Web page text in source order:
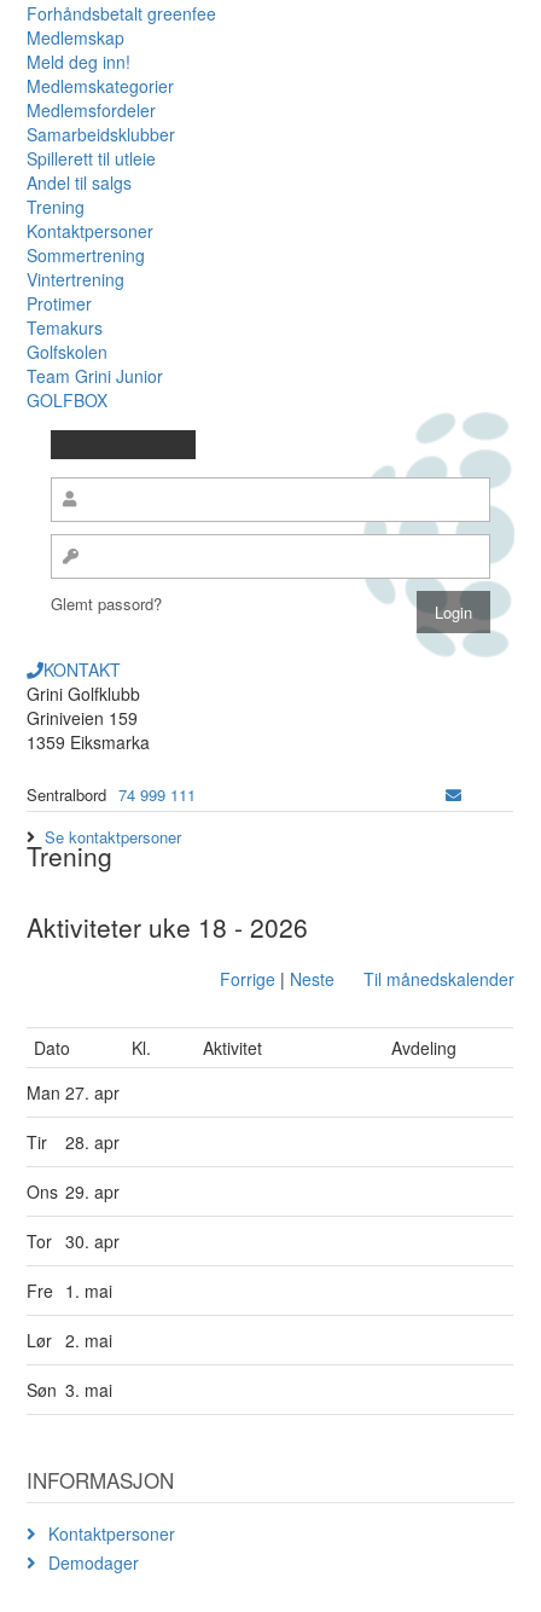
Forhåndsbetalt greenfee
Medlemskap
Meld deg inn!
Medlemskategorier
Medlemsfordeler
Samarbeidsklubber
Spillerett til utleie
Andel til salgs
Trening
Kontaktpersoner
Sommertrening
Vintertrening
Protimer
Temakurs
Golfskolen
Team Grini Junior
GOLFBOX
Glemt passord?
KONTAKT
Grini Golfklubb
Griniveien 159
1359 Eiksmarka
Sentralbord 74 999 111
Se kontaktpersoner
Trening
Aktiviteter uke 18 - 2026
Forrige| Neste Til månedskalender
Dato Kl. Aktivitet
Avdeling
Man27. apr
Tir 28. apr
Ons 29. apr
Tor 30. apr
Fre 1. mai
Lør 2. mai
Søn 3. mai
INFORMASJON
Kontaktpersoner
Demodager